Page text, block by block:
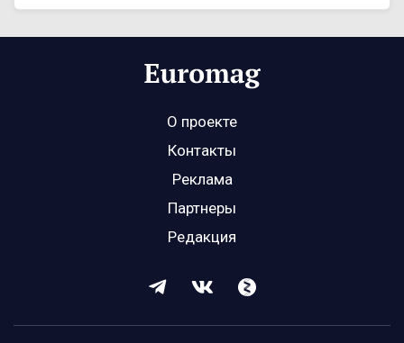
О проекте
Контакты
Реклама
Партнеры
Редакция